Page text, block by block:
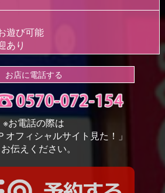
遊び可能
あり
お店に電話する
※お電話の際は
オフィシャルサイト見た！」
伝えください。